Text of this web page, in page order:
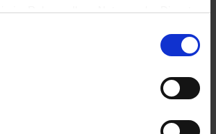
im Rahmen Ihrer Nutzung der Dienste
MwSt.